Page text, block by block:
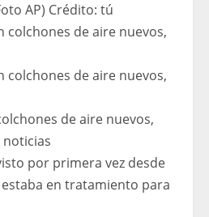
AP) Crédito: tú
de aire nuevos,
noticias
por primera vez desde
en tratamiento para